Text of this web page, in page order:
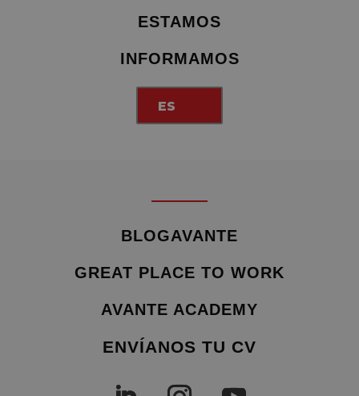
ESTAMOS
INFORMAMOS
ES
BLOGAVANTE
GREAT PLACE TO WORK
AVANTE ACADEMY
ENVÍANOS TU CV